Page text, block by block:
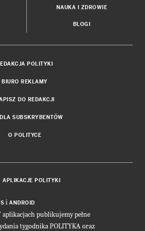
NAUKA I ZDROWIE
BLOGI
POLITYKI
BIURO REKLAMY
DO REDAKCJI
SUBSKRYBENTÓW
O POLITYCE
APLIKACJE POLITYKI
i ANDROID
aplikacjach publikujemy pełne
tygodnika POLITYKA oraz